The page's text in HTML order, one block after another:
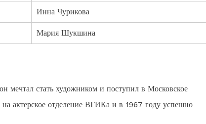
Инна Чурикова
Мария Шукшина
стать художником и поступил в Московское
актерское отделение ВГИКа и в 1967 году успешно